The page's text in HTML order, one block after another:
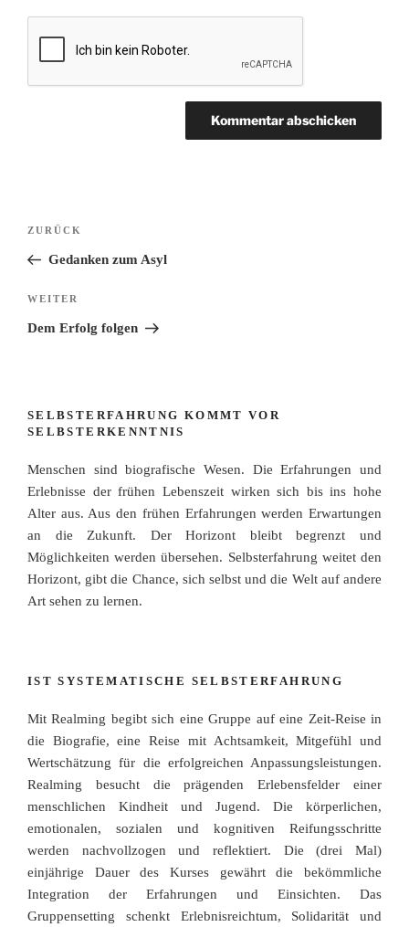
Beitragsnavigation
Vorheriger
Beitrag
ZURÜCK
Gedanken zum Asyl
Nächster
Beitrag
WEITER
Dem Erfolg folgen
SELBSTERFAHRUNG KOMMT VOR
SELBSTERKENNTNIS
Menschen sind biografische Wesen. Die Erfahrungen und
Erlebnisse der frühen Lebenszeit wirken sich bis ins hohe
Alter aus. Aus den frühen Erfahrungen werden Erwartungen
an die Zukunft. Der Horizont bleibt begrenzt und
Möglichkeiten werden übersehen. Selbsterfahrung weitet den
Horizont, gibt die Chance, sich selbst und die Welt auf andere
Art sehen zu lernen.
IST SYSTEMATISCHE SELBSTERFAHRUNG
Mit Realming begibt sich eine Gruppe auf eine Zeit-Reise in
die Biografie, eine Reise mit Achtsamkeit, Mitgefühl und
Wertschätzung für die erfolgreichen Anpassungsleistungen.
Realming besucht die prägenden Erlebensfelder einer
menschlichen Kindheit und Jugend. Die körperlichen,
emotionalen, sozialen und kognitiven Reifungsschritte
werden nachvollzogen und reflektiert. Die (drei Mal)
einjährige Dauer des Kurses gewährt die bekömmliche
Integration der Erfahrungen und Einsichten. Das
Gruppensetting schenkt Erlebnisreichtum, Solidarität und